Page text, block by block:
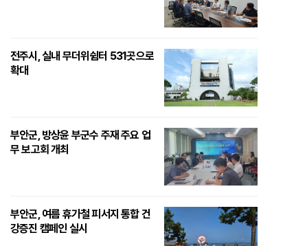
전주시, 실내 무더위쉼터 531곳으로
확대
부안군, 방상윤 부군수 주재 주요 업
무 보고회 개최
부안군, 여름 휴가철 피서지 통합 건
강증진 캠페인 실시